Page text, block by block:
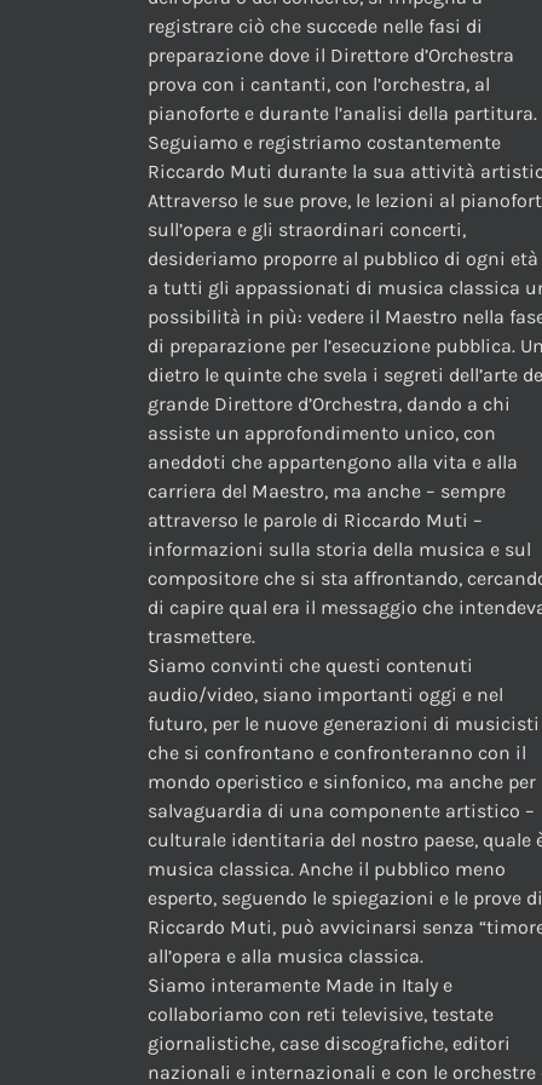
registrare ciò che succede nelle fasi di
preparazione dove il Direttore d’Orchestra
prova con i cantanti, con l’orchestra, al
pianoforte e durante l’analisi della partitura.
Seguiamo e registriamo costantemente
Riccardo Muti durante la sua attività
Attraverso le sue prove, le lezioni al
sull’opera e gli straordinari concerti,
desideriamo proporre al pubblico di ogni età
a tutti gli appassionati di musica classica
possibilità in più: vedere il Maestro nella
di preparazione per l’esecuzione pubblica. Un
dietro le quinte che svela i segreti dell’arte
grande Direttore d’Orchestra, dando a chi
assiste un approfondimento unico, con
aneddoti che appartengono alla vita e alla
carriera del Maestro, ma anche – sempre
attraverso le parole di Riccardo Muti –
informazioni sulla storia della musica e sul
compositore che si sta affrontando,
di capire qual era il messaggio che
trasmettere.
Siamo convinti che questi contenuti
audio/video, siano importanti oggi e nel
futuro, per le nuove generazioni di musicisti
che si confrontano e confronteranno con il
mondo operistico e sinfonico, ma anche per
salvaguardia di una componente artistico –
culturale identitaria del nostro paese, quale
musica classica. Anche il pubblico meno
esperto, seguendo le spiegazioni e le prove di
Riccardo Muti, può avvicinarsi senza
all’opera e alla musica classica.
Siamo interamente Made in Italy e
collaboriamo con reti televisive, testate
giornalistiche, case discografiche, editori
nazionali e internazionali e con le orchestre